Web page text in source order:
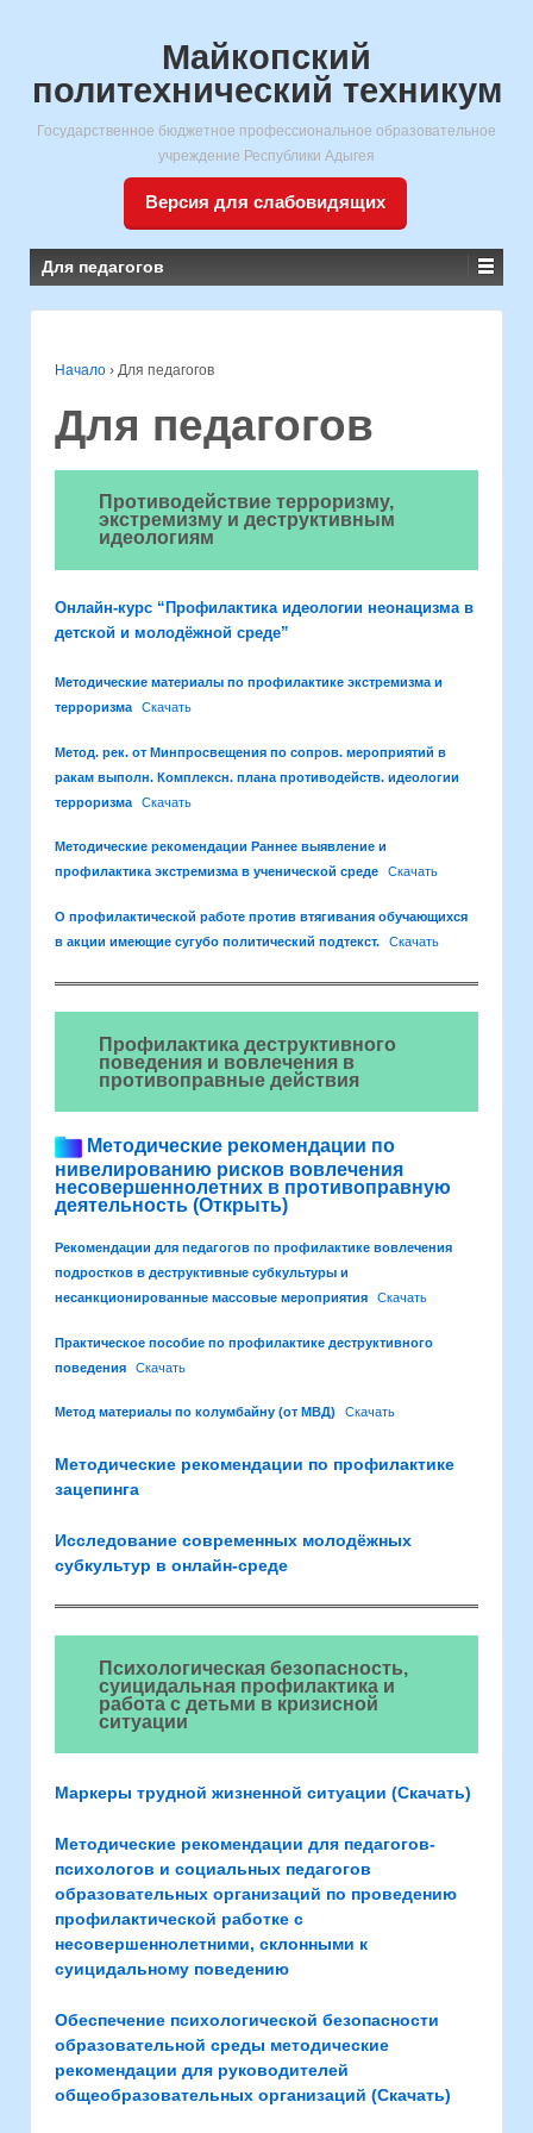
Майкопский
политехнический техникум
Государственное бюджетное профессиональное образовательное
учреждение Республики Адыгея
Версия для слабовидящих
Для педагогов
Начало › Для педагогов
Для педагогов
Противодействие терроризму,
экстремизму и деструктивным
идеологиям
Онлайн-курс “Профилактика идеологии неонацизма в
детской и молодёжной среде”
Методические материалы по профилактике экстремизма и
терроризма
Скачать
Метод. рек. от Минпросвещения по сопров. мероприятий в
ракам выполн. Комплексн. плана противодейств. идеологии
терроризма
Скачать
Методические рекомендации Раннее выявление и
профилактика экстремизма в ученической среде
Скачать
О профилактической работе против втягивания обучающихся
в акции имеющие сугубо политический подтекст.
Скачать
Профилактика деструктивного
поведения и вовлечения в
противоправные действия
Методические рекомендации по
нивелированию рисков вовлечения
несовершеннолетних в противоправную
деятельность (Открыть)
Рекомендации для педагогов по профилактике вовлечения
подростков в деструктивные субкультуры и
несанкционированные массовые мероприятия
Скачать
Практическое пособие по профилактике деструктивного
поведения
Скачать
Метод материалы по колумбайну (от МВД) Скачать
Методические рекомендации по профилактике
зацепинга
Исследование современных молодёжных
субкультур в онлайн-среде
Психологическая безопасность,
суицидальная профилактика и
работа с детьми в кризисной
ситуации
Mаркеры трудной жизненной ситуации (Скачать)
Методические рекомендации для педагогов-
психологов и социальных педагогов
образовательных организаций по проведению
профилактической работке с
несовершеннолетними, склонными к
суицидальному поведению
Обеспечение психологической безопасности
образовательной среды методические
рекомендации для руководителей
общеобразовательных организаций (Скачать)